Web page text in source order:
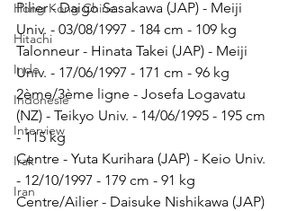
Hong Kong Chine
Hitachi
Inde
Indonésie
Interview
Irak
Iran
Pilier - Daigo Sasakawa (JAP) - Meiji
Univ. - 03/08/1997 - 184 cm - 109 kg
Talonneur - Hinata Takei (JAP) - Meiji
Univ. - 17/06/1997 - 171 cm - 96 kg
2ème/3ème ligne - Josefa Logavatu
(NZ) - Teikyo Univ. - 14/06/1995 - 195 cm
- 115 kg
Centre - Yuta Kurihara (JAP) - Keio Univ.
- 12/10/1997 - 179 cm - 91 kg
Centre/Ailier - Daisuke Nishikawa (JAP)